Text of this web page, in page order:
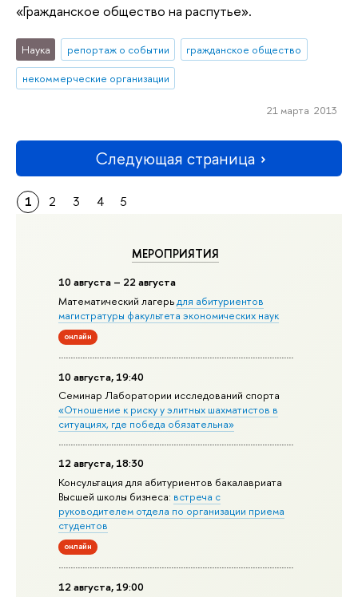
МЕРОПРИЯТИЯ
10 августа – 22 августа
Математический лагерьдля абитуриентов
магистратуры факультета экономических наук
онлайн
10 августа, 19:40
Семинар Лаборатории исследований спорта
«Отношение к риску у элитных шахматистов в
ситуациях, где победа обязательна»
12 августа, 18:30
Консультация для абитуриентов бакалавриата
Высшей школы бизнеса: встреча с
руководителем отдела по организации приема
студентов
онлайн
12 августа, 19:00
«Гражданское общество на распутье».
Наука репортаж о событии
гражданское общество
некоммерческие организации
21 марта 2013
Следующая страница
1 2 3 4 5